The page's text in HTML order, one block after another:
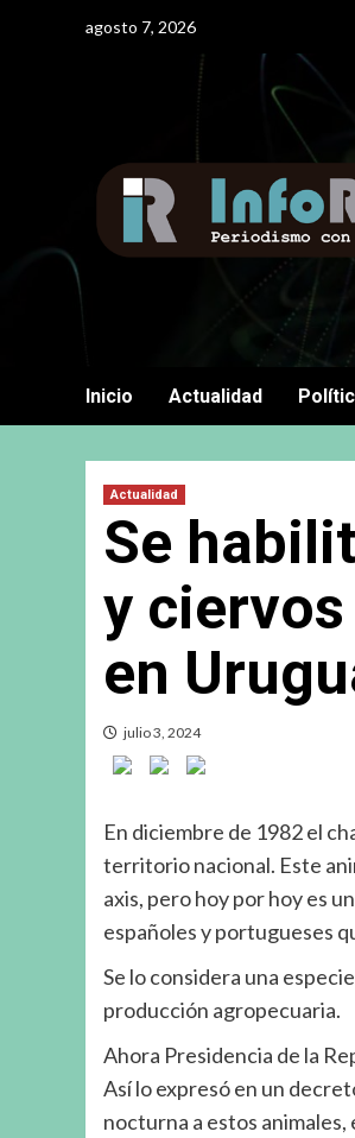
agosto 7, 2026
Inicio Actualidad
Actualidad
Se
y
en
julio 3, 2024
En diciembre de 1982 el
territorio nacional. Este
axis, pero hoy por hoy es
españoles y portugueses
Se lo considera una
producción agropecuaria.
Ahora Presidencia de la
Así lo expresó en un
nocturna a estos